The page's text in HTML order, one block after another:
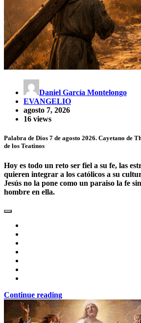
Daniel García Montelongo
EVANGELIO
agosto 7, 2026
16 views
Palabra de Dios 7 de agosto 2026. Cayetano de
de los Teatinos
Hoy es todo un reto ser fiel a su fe, las
quieren integrar a los católicos a su
Jesús no la pone como un paraiso la fe
hombre en ella.
Continue reading